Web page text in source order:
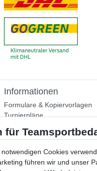
Informationen
Formulare & Kopiervorlagen
Turnierpläne
Tipps & Informationen
Cookies
führen wir und unser